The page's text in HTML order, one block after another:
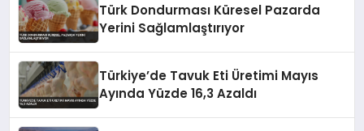
Türk Dondurması Küresel Pazarda
Yerini Sağlamlaştırıyor
Türkiye’de Tavuk Eti Üretimi Mayıs
Ayında Yüzde 16,3 Azaldı